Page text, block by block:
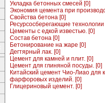
Укладка бетонных смесей [0]
Экономия цемента при
Свойства бетона [0]
Ресурсосберегающие
Цементы с едкой известью. [0]
Состав бетона [0]
Бетонирование на жаре [0]
Дегтярный лак. [0]
Цемент для камней и плит. [0]
Цемент для глиняной посуды. [0]
Китайский цемент Чио-Лиао
фарфоровых изделий. [0]
Глицериновый цемент. [0]